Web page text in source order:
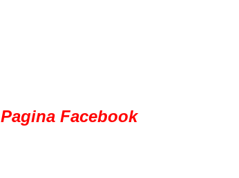
Pagina Facebook